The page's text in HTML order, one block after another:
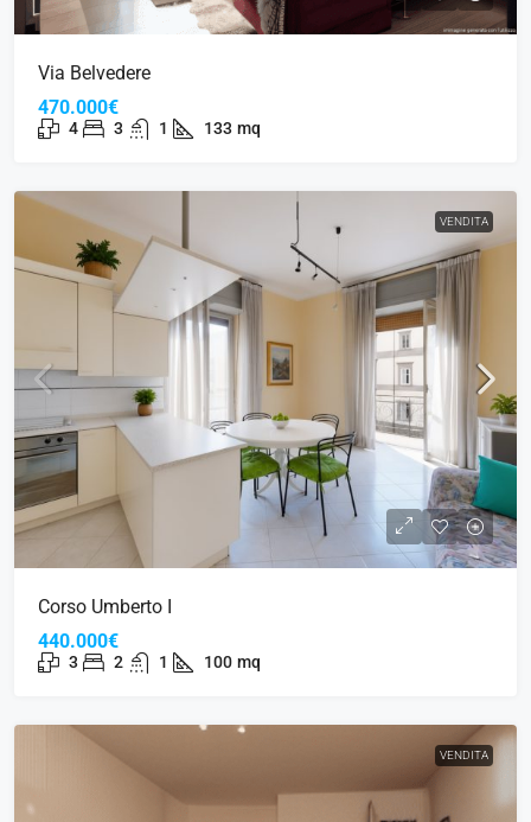
Via Belvedere
470.000€
4 3 1 133 mq
VENDITA
Corso Umberto I
440.000€
3 2 1 100 mq
VENDITA